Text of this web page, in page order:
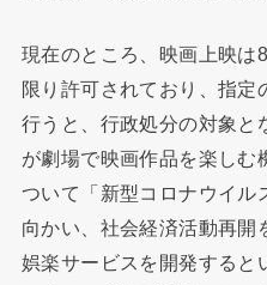
現在のところ、映画上映は
限り許可されており、指定
行うと、行政処分の対象と
が劇場で映画作品を楽しむ
ついて「新型コロナウイル
向かい、社会経済活動再開
娯楽サービスを開発すると